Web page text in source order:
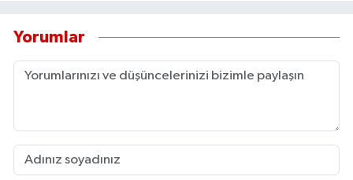
Yorumlar